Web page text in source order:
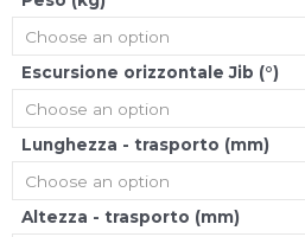
Escursione orizzontale Jib (°)
Lunghezza - trasporto (mm)
Altezza - trasporto (mm)